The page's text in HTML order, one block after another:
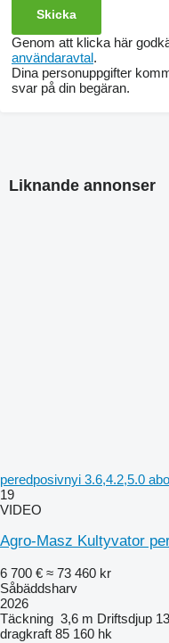
Genom att klicka här
användaravtal.
Dina personuppgifter
svar på din begäran.
Liknande annonser
peredposivnyi 3.6,4.2,5.0
19
VIDEO
Agro-Masz Kultyvator
6 700 € ≈ 73 460 kr
Såbäddsharv
2026
Täckning 3,6 m Driftsdjup
dragkraft 85 160 hk